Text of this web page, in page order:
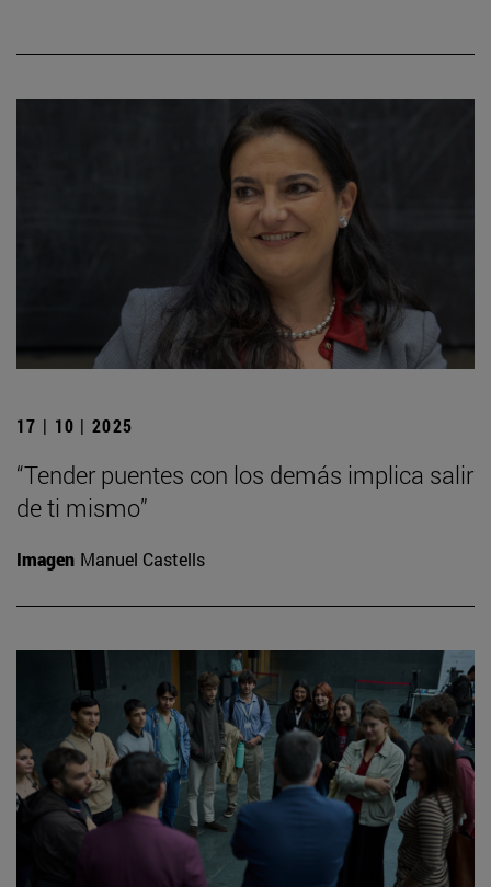
17 | 10 | 2025
“Tender puentes con los demás implica salir
de ti mismo”
Imagen Manuel Castells